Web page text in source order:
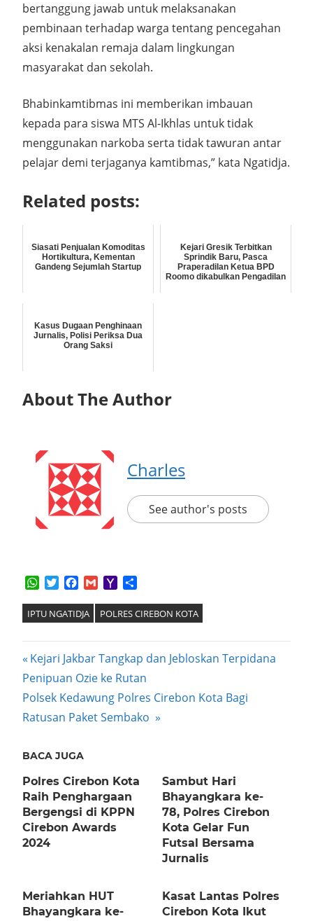
bertanggung jawab untuk melaksanakan
pembinaan terhadap warga tentang pencegahan
aksi kenakalan remaja dalam lingkungan
masyarakat dan sekolah.
Bhabinkamtibmas ini memberikan imbauan
kepada para siswa MTS Al-Ikhlas untuk tidak
menggunakan narkoba serta tidak tawuran antar
pelajar demi terjaganya kamtibmas,” kata Ngatidja.
Related posts:
Siasati Penjualan Komoditas
Hortikultura, Kementan
Gandeng Sejumlah Startup
Kejari Gresik Terbitkan
Sprindik Baru, Pasca
Praperadilan Ketua BPD
Roomo dikabulkan Pengadilan
Kasus Dugaan Penghinaan
Jurnalis, Polisi Periksa Dua
Orang Saksi
About The Author
Charles
See author's posts
WhatsApp
TwitterFacebook
GmailYahoo
IPTU NGATIDJA POLRES CIREBON KOTA
Post
navigation
Previous
Post:
Kejari Jakbar Tangkap dan Jebloskan Terpidana
Penipuan Ozie ke Rutan
Next
Post:
Polsek Kedawung Polres Cirebon Kota Bagi
Ratusan Paket Sembako
BACA JUGA
Polres Cirebon Kota
Raih Penghargaan
Bergengsi di KPPN
Cirebon Awards
2024
Sambut Hari
Bhayangkara ke-
78, Polres Cirebon
Kota Gelar Fun
Futsal Bersama
Jurnalis
Meriahkan HUT
Bhayangkara ke-
Kasat Lantas Polres
Cirebon Kota Ikut